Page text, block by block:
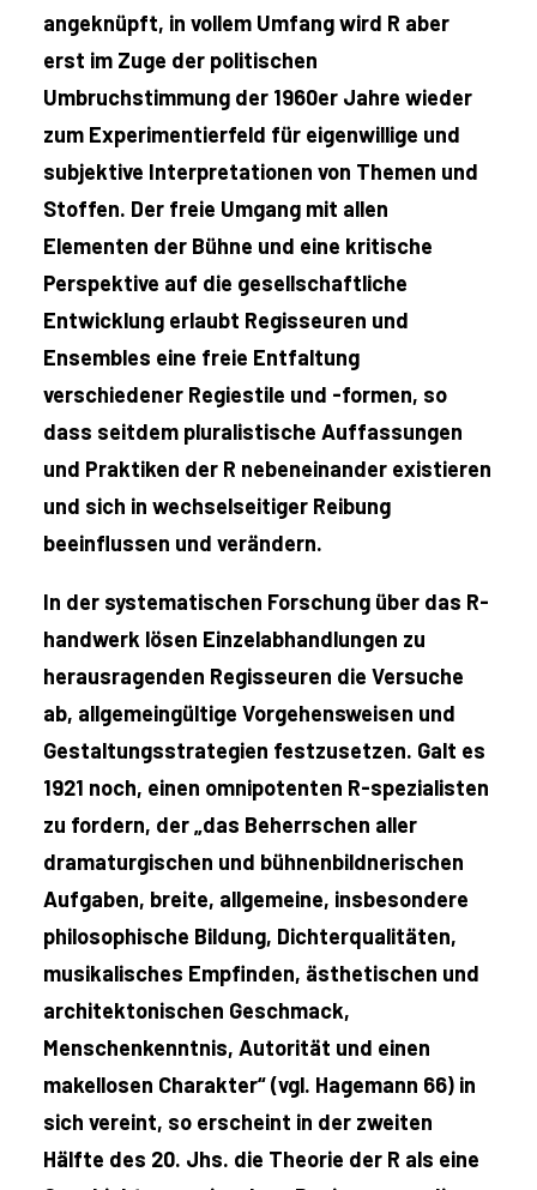
angeknüpft, in vollem Umfang wird R aber
erst im Zuge der politischen
Umbruchstimmung der 1960er Jahre wieder
zum Experimentierfeld für eigenwillige und
subjektive Interpretationen von Themen und
Stoffen. Der freie Umgang mit allen
Elementen der Bühne und eine kritische
Perspektive auf die gesellschaftliche
Entwicklung erlaubt Regisseuren und
Ensembles eine freie Entfaltung
verschiedener Regiestile und -formen, so
dass seitdem pluralistische Auffassungen
und Praktiken der R nebeneinander existieren
und sich in wechselseitiger Reibung
beeinflussen und verändern.
In der systematischen Forschung über das R-
handwerk lösen Einzelabhandlungen zu
herausragenden Regisseuren die Versuche
ab, allgemeingültige Vorgehensweisen und
Gestaltungsstrategien festzusetzen. Galt es
1921 noch, einen omnipotenten R-spezialisten
zu fordern, der „das Beherrschen aller
dramaturgischen und bühnenbildnerischen
Aufgaben, breite, allgemeine, insbesondere
philosophische Bildung, Dichterqualitäten,
musikalisches Empfinden, ästhetischen und
architektonischen Geschmack,
Menschenkenntnis, Autorität und einen
makellosen Charakter“ (vgl. Hagemann 66) in
sich vereint, so erscheint in der zweiten
Hälfte des 20. Jhs. die Theorie der R als eine